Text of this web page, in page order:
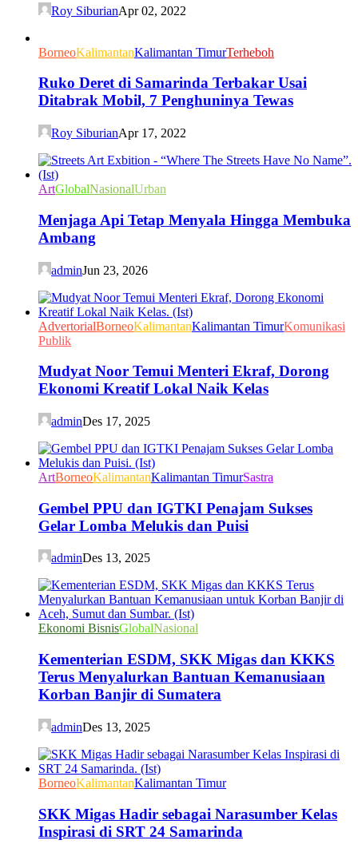
Roy SiburianApr 02, 2022
BorneoKalimantanKalimantan TimurTerheboh
Ruko Deret di Samarinda Terbakar Usai
Ditabrak Mobil, 7 Penghuninya Tewas
Roy SiburianApr 17, 2022
ArtGlobalNasionalUrban
Menjaga Api Tetap Menyala Hingga Membuka
Ambang
adminJun 23, 2026
AdvertorialBorneoKalimantanKalimantan TimurKomunikasi
Publik
Mudyat Noor Temui Menteri Ekraf, Dorong
Ekonomi Kreatif Lokal Naik Kelas
adminDes 17, 2025
ArtBorneoKalimantanKalimantan TimurSastra
Gembel PPU dan IGTKI Penajam Sukses
Gelar Lomba Melukis dan Puisi
adminDes 13, 2025
Ekonomi BisnisGlobalNasional
Kementerian ESDM, SKK Migas dan KKKS
Terus Menyalurkan Bantuan Kemanusiaan
Korban Banjir di Sumatera
adminDes 13, 2025
BorneoKalimantanKalimantan Timur
SKK Migas Hadir sebagai Narasumber Kelas
Inspirasi di SRT 24 Samarinda